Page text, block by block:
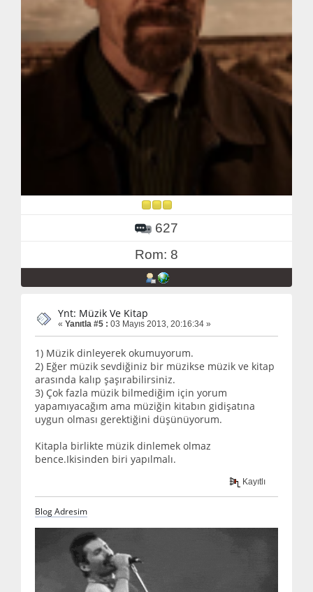
627
Rom: 8
Ynt: Müzik Ve Kitap
« Yanıtla #5 : 03 Mayıs 2013, 20:16:34 »
1) Müzik dinleyerek okumuyorum.
2) Eğer müzik sevdiğiniz bir müzikse müzik ve kitap
arasında kalıp şaşırabilirsiniz.
3) Çok fazla müzik bilmediğim için yorum
yapamıyacağım ama müziğin kitabın gidişatına
uygun olması gerektiğini düşünüyorum.
Kitapla birlikte müzik dinlemek olmaz
bence.Ikisinden biri yapılmalı.
Kayıtlı
Blog Adresim